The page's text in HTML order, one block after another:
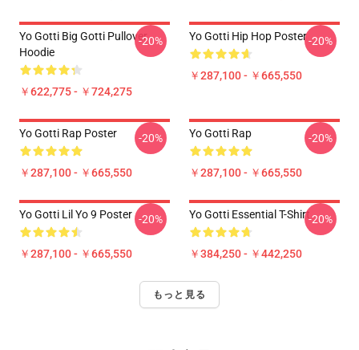
Yo Gotti Big Gotti Pullover
Hoodie
￥622,775 - ￥724,275
-20% Yo Gotti Hip Hop Poster
￥287,100 - ￥665,550
-20%
Yo Gotti Rap Poster
￥287,100 - ￥665,550
-20% Yo Gotti Rap
￥287,100 - ￥665,550
-20%
Yo Gotti Lil Yo 9 Poster
￥287,100 - ￥665,550
-20% Yo Gotti Essential T-Shirt
￥384,250 - ￥442,250
-20%
もっと見る